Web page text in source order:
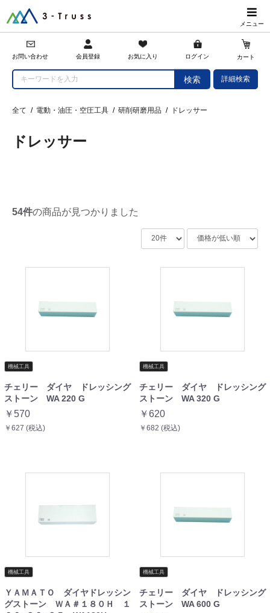
メニュー
お問い合わせ 会員登録 お気に入り ログイン カート
検索 詳細検索
全て / 電動・油圧・空圧工具 / 研削研磨用品 / ドレッサー
ドレッサー
54件の商品が見つかりました
機械工具
チェリー ダイヤ ドレッシング
ストーン WA 220 G
￥570
￥627 (税込)
機械工具
チェリー ダイヤ ドレッシング
ストーン WA 320 G
￥620
￥682 (税込)
機械工具
ＹＡＭＡＴＯ ダイヤドレッシン
グストーン ＷＡ＃１８０Ｈ １
機械工具
チェリー ダイヤ ドレッシング
ストーン WA 600 G